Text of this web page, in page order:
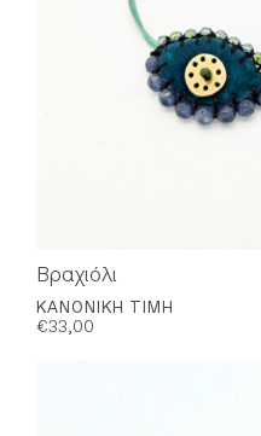
Βραχιόλι
ΚΑΝΟΝΙΚΉ ΤΙΜΉ
€33,00